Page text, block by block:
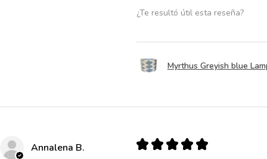
¿Te resultó útil esta reseña?
Myrthus Greyish blue
Annalena B. ★ ★ ★ ★ ★